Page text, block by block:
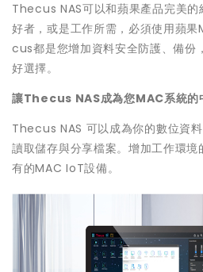
Thecus NAS可以和蘋果產品完美的
好者，或是工作所需，必須使用蘋
cus都是您增加資料安全防護、備份
好選擇。
讓Thecus NAS成為您MAC系統的
Thecus NAS 可以成為你的數位資
讀取儲存與分享檔案。增加工作環
有的MAC IoT設備。